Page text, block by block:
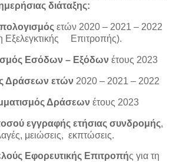
διάταξης:
ετών 2020 – 2021 – 2022
Εξελεγκτικής Επιτροπής).
Εσόδων – Εξόδων έτους 2023
Δράσεων ετών 2020 – 2021 – 2022
Δράσεων έτους 2023
εγγραφής ετήσιας συνδρομής,
μειώσεις, εκπτώσεις.
Εφορευτικής Επιτροπής για τη